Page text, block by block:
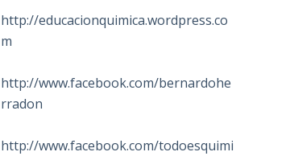
http://educacionquimica.wordpress.co
m
http://www.facebook.com/bernardohe
rradon
http://www.facebook.com/todoesquimi